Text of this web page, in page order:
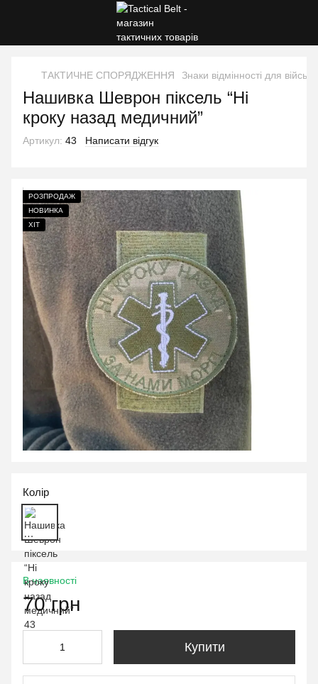
ТАКТИЧНЕ СПОРЯДЖЕННЯ Знаки відмінності для
Нашивка Шеврон піксель “Ні
кроку назад медичний”
Артикул: 43 Написати відгук
РОЗПРОДАЖ
НОВИНКА
ХІТ
Колір
В наявності
70 грн
Купити